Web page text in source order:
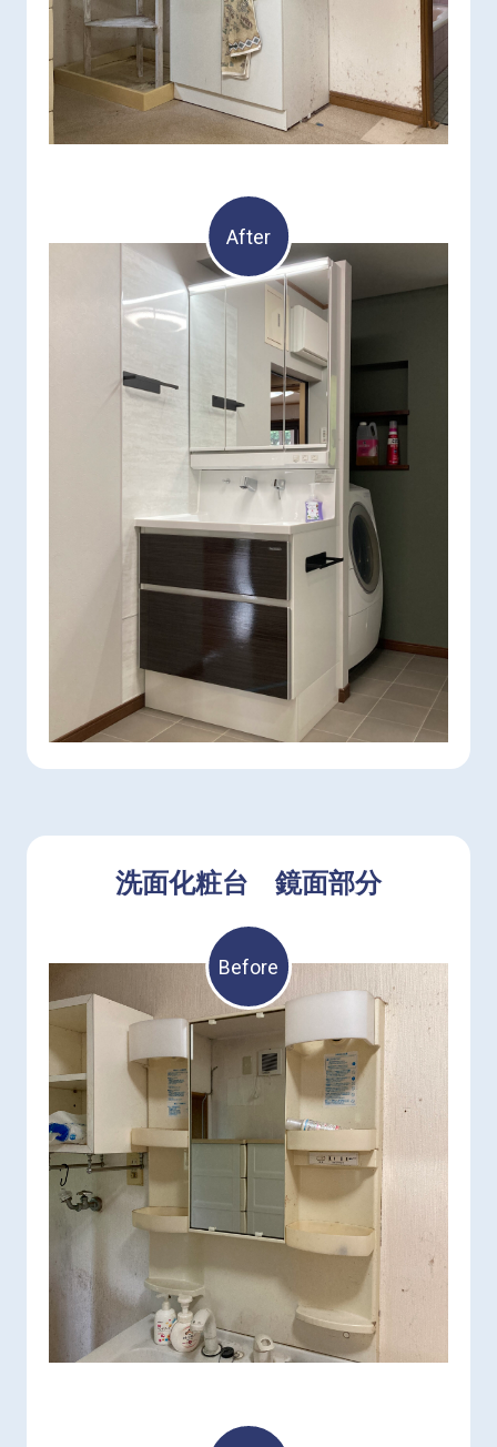
長い間お疲れ様でした。
After
ホーロー素材は表面がガラス質なので、汚れが染
み込まず、サッと水拭きでキレイに。面倒な日々
のお手入れから解放してくれます。
洗面化粧台 鏡面部分
Before